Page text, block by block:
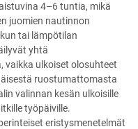
4–6 tuntia, mikä
juomien nautinnon
tai lämpötilan
yhtä
vaikka ulkoiset olosuhteet
ruostumattomasta
valinnan kesän ulkoisille
työpäiville.
eristysmenetelmät